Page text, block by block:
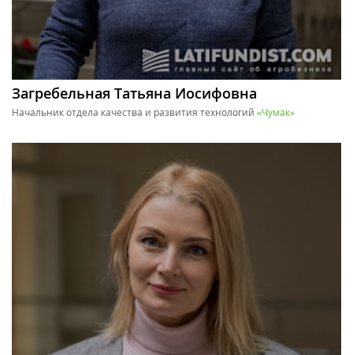
Загребельная Татьяна Иосифовна
Начальник отдела качества и развития технологий «Чумак»